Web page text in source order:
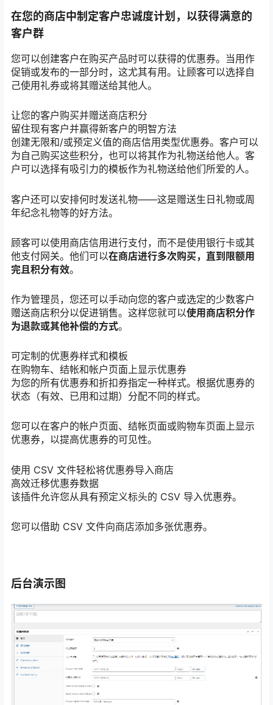
在您的商店中制定客户忠诚度计划，以获得满意的
客户群
您可以创建客户在购买产品时可以获得的优惠券。当用作
促销或发布的一部分时，这尤其有用。让顾客可以选择自
己使用礼券或将其赠送给其他人。
让您的客户购买并赠送商店积分
留住现有客户并赢得新客户的明智方法
创建无限和/或预定义值的商店信用类型优惠券。客户可以
为自己购买这些积分，也可以将其作为礼物送给他人。客
户可以选择有吸引力的模板作为礼物送给他们所爱的人。
客户还可以安排何时发送礼物——这是赠送生日礼物或周
年纪念礼物等的好方法。
顾客可以使用商店信用进行支付，而不是使用银行卡或其
他支付网关。他们可以在商店进行多次购买，直到限额用
完且积分有效。
作为管理员，您还可以手动向您的客户或选定的少数客户
赠送商店积分以促进销售。这样您就可以使用商店积分作
为退款或其他补偿的方式。
可定制的优惠券样式和模板
在购物车、结帐和帐户页面上显示优惠券
为您的所有优惠券和折扣券指定一种样式。根据优惠券的
状态（有效、已用和过期）分配不同的样式。
您可以在客户的帐户页面、结帐页面或购物车页面上显示
优惠券，以提高优惠券的可见性。
使用 CSV 文件轻松将优惠券导入商店
高效迁移优惠券数据
该插件允许您从具有预定义标头的 CSV 导入优惠券。
您可以借助 CSV 文件向商店添加多张优惠券。
后台演示图